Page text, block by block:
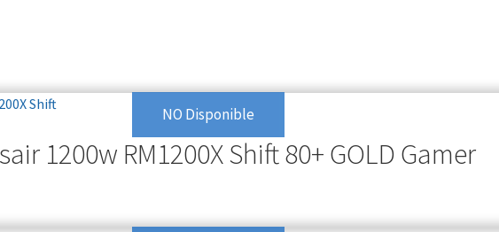
NO Disponible
1200w RM1200X Shift 80+ GOLD Gamer